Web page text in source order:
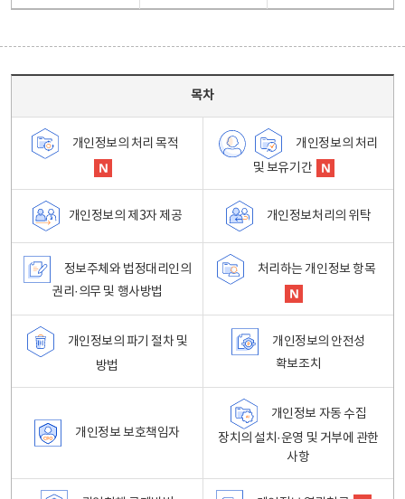
목차
개인정보의 처리 목적
개인정보의 처리
및 보유기간
개인정보의 제3자 제공 개인정보처리의 위탁
정보주체와 법정대리인의
권리·의무 및 행사방법
처리하는 개인정보 항목
개인정보의 파기 절차 및
방법
개인정보의 안전성
확보조치
개인정보 보호책임자
개인정보 자동 수집
장치의 설치·운영 및 거부에 관한
사항